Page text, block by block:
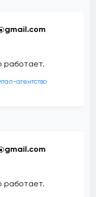
работает.
агентство
работает.